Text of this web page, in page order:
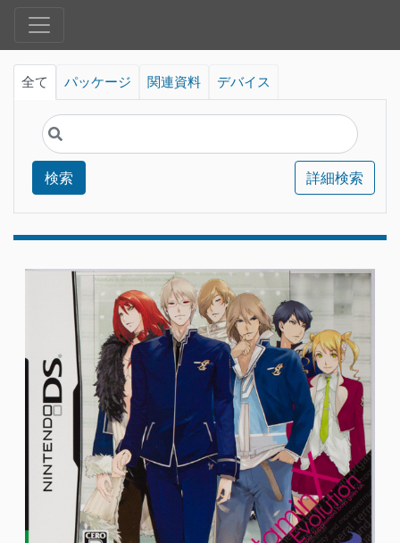
全て パッケージ 関連資料 デバイス
検索 詳細検索